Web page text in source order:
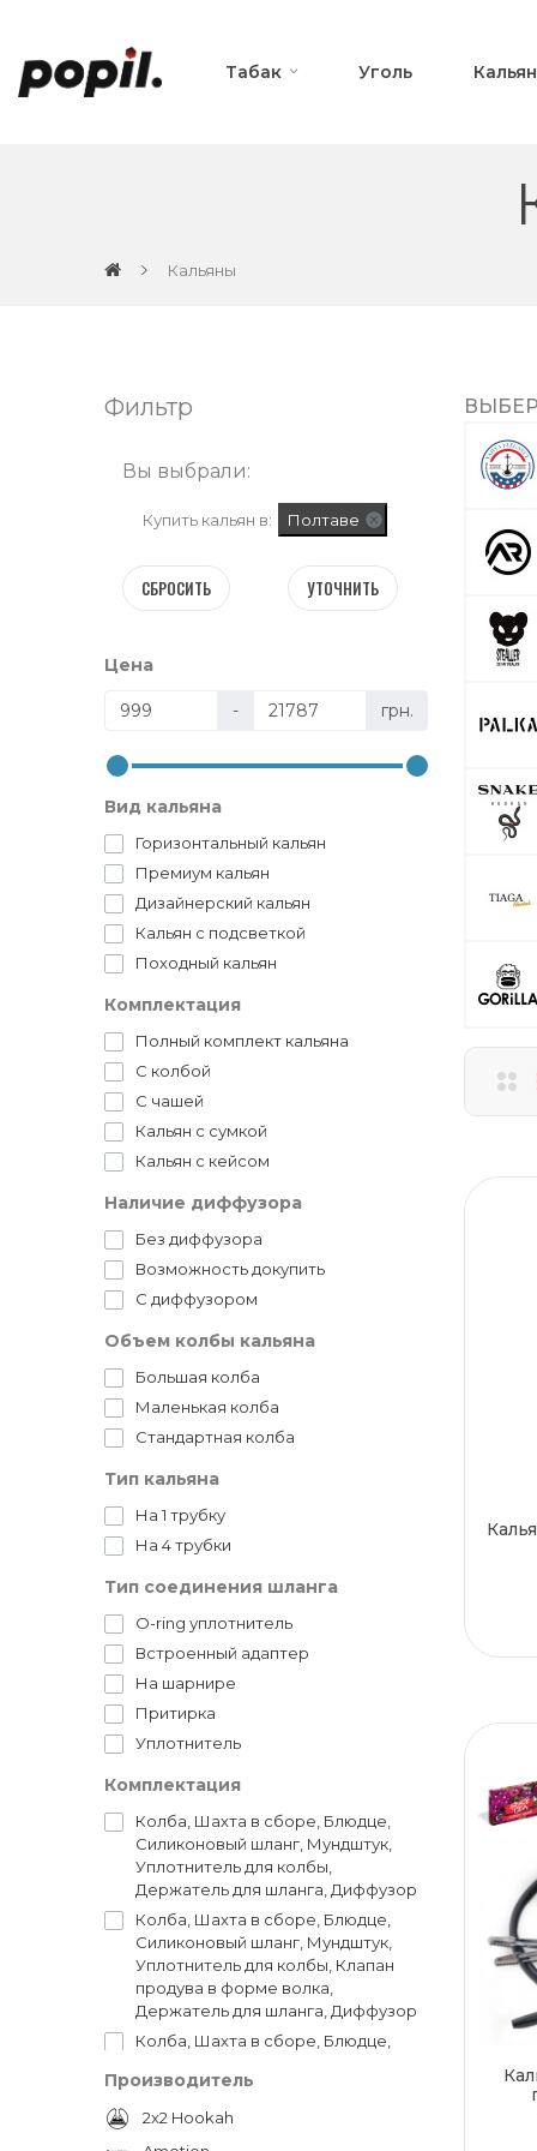
Табак Уголь
Кальяны
Фильтр
Вы выбрали:
Купить кальян в: Полтаве
СБРОСИТЬ УТОЧНИТЬ
Цена
- грн.
Вид кальяна
Горизонтальный кальян
Премиум кальян
Дизайнерский кальян
Кальян с подсветкой
Походный кальян
Комплектация
Полный комплект кальяна
С колбой
С чашей
Кальян с сумкой
Кальян с кейсом
Наличие диффузора
Без диффузора
Возможность докупить
С диффузором
Объем колбы кальяна
Большая колба
Маленькая колба
Стандартная колба
Тип кальяна
На 1 трубку
На 4 трубки
Тип соединения шланга
O-ring уплотнитель
Встроенный адаптер
На шарнире
Притирка
Уплотнитель
Комплектация
Колба, Шахта в сборе, Блюдце,
Силиконовый шланг, Мундштук,
Уплотнитель для колбы,
Держатель для шланга, Диффузор
Колба, Шахта в сборе, Блюдце,
Силиконовый шланг, Мундштук,
Уплотнитель для колбы, Клапан
продува в форме волка,
Держатель для шланга, Диффузор
Колба, Шахта в сборе, Блюдце,
Уплотнитель для колбы, Клапан
продува в форме черепа,
Производитель
2x2 Hookah